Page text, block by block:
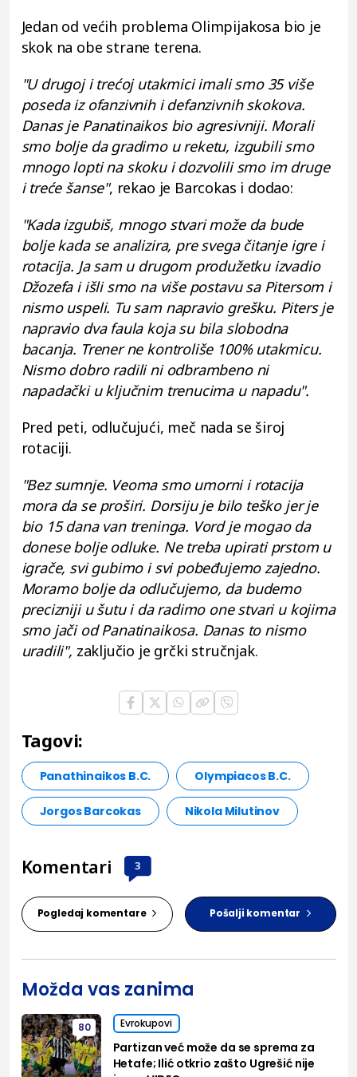
Jedan od većih problema Olimpijakosa bio je
skok na obe strane terena.
"U drugoj i trećoj utakmici imali smo 35 više
poseda iz ofanzivnih i defanzivnih skokova.
Danas je Panatinaikos bio agresivniji. Morali
smo bolje da gradimo u reketu, izgubili smo
mnogo lopti na skoku i dozvolili smo im druge
i treće šanse", rekao je Barcokas i dodao:
"Kada izgubiš, mnogo stvari može da bude
bolje kada se analizira, pre svega čitanje igre i
rotacija. Ja sam u drugom produžetku izvadio
Džozefa i išli smo na više postavu sa Pitersom i
nismo uspeli. Tu sam napravio grešku. Piters je
napravio dva faula koja su bila slobodna
bacanja. Trener ne kontroliše 100% utakmicu.
Nismo dobro radili ni odbrambeno ni
napadački u ključnim trenucima u napadu".
Pred peti, odlučujući, meč nada se široj
rotaciji.
"Bez sumnje. Veoma smo umorni i rotacija
mora da se proširi. Dorsiju je bilo teško jer je
bio 15 dana van treninga. Vord je mogao da
donese bolje odluke. Ne treba upirati prstom u
igrače, svi gubimo i svi pobeđujemo zajedno.
Moramo bolje da odlučujemo, da budemo
precizniji u šutu i da radimo one stvari u kojima
smo jači od Panatinaikosa. Danas to nismo
uradili", zaključio je grčki stručnjak.
Tagovi:
Panathinaikos B.C. Olympiacos B.C.
Jorgos Barcokas Nikola Milutinov
Komentari 3
Pogledaj komentare Pošalji komentar
Možda vas zanima
80 Evrokupovi
Partizan već može da se sprema za
Hetafe; Ilić otkrio zašto Ugrešić nije